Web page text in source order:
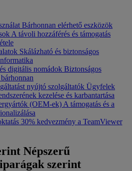
Bárhonnan elérhető eszközök
A távoli hozzáférés és támogatás
Skálázható és biztonságos
digitális nomádok Biztonságos
nyújtó szolgáltatók Ügyfelek
kezelése és karbantartása
(OEM-ek) A támogatás és a
30% kedvezmény a TeamViewer
Népszerű
szerint